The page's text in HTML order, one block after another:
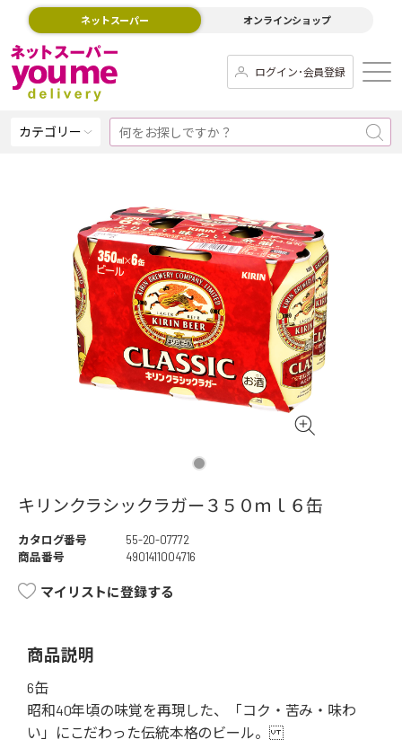
ネットスーパー オンラインショップ
ログイン･会員登録
カテゴリー
キリンクラシックラガー３５０ｍｌ６缶
カタログ番号
55-20-07772
商品番号
4901411004716
マイリストに登録する
商品説明
6缶
昭和40年頃の味覚を再現した、「コク・苦み・味わ
い」にこだわった伝統本格のビール。